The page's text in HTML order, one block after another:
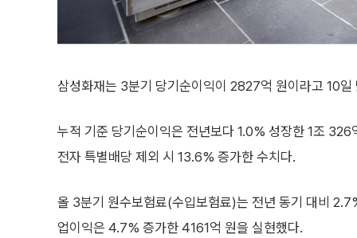
삼성화재는 3분기 당기순이익이 2827억 원이라고 10
누적 기준 당기순이익은 전년보다 1.0% 성장한 1조 326
전자 특별배당 제외 시 13.6% 증가한 수치다.
올 3분기 원수보험료(수입보험료)는 전년 동기 대비
업이익은 4.7% 증가한 4161억 원을 실현했다.